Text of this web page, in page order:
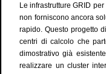
Le infrastrutture GRID
non forniscono ancora
rapido. Questo progetto
centri di calcolo che
dimostrativo già
realizzare un cluster